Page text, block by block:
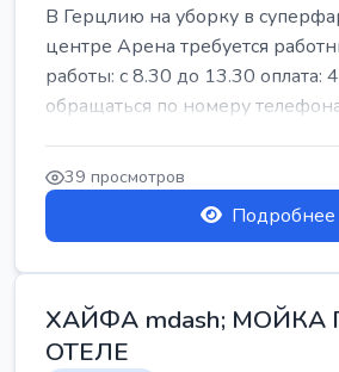
В Герцлию на уборку в
центре Арена требуется
работы: с 8.30 до 13.30 оплата:
обращаться по номеру
39 просмотров
Подробнее
ХАЙФА mdash;
ОТЕЛЕ